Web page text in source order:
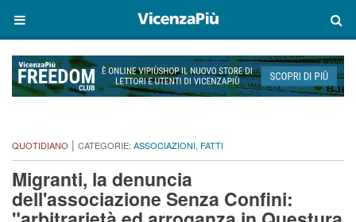
QUOTIDIANO | CATEGORIE: ASSOCIAZIONI, FATTI
Migranti, la denuncia
dell'associazione Senza Confini: